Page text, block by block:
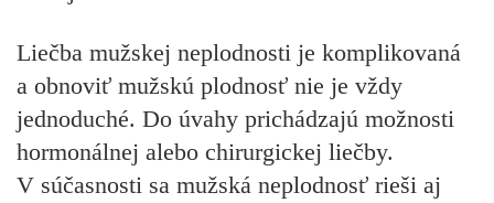
Liečba mužskej neplodnosti je komplikovaná
a obnoviť mužskú plodnosť nie je vždy
jednoduché. Do úvahy prichádzajú možnosti
hormonálnej alebo chirurgickej liečby.
V súčasnosti sa mužská neplodnosť rieši aj